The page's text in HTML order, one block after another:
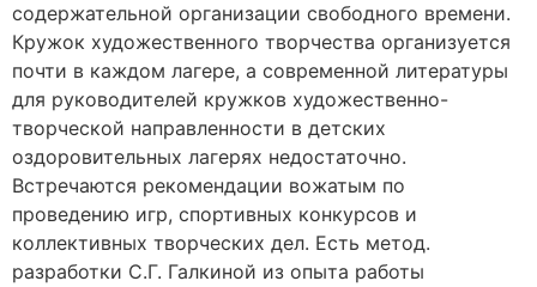
содержательной организации свободного времени.
Кружок художественного творчества организуется
почти в каждом лагере, а современной литературы
для руководителей кружков художественно-
творческой направленности в детских
оздоровительных лагерях недостаточно.
Встречаются рекомендации вожатым по
проведению игр, спортивных конкурсов и
коллективных творческих дел. Есть метод.
разработки С.Г. Галкиной из опыта работы